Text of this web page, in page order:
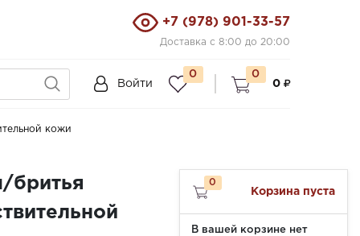
+7 (978) 901-33-57
Доставка с 8:00 до 20:00
Войти
0
0
0
кожи
бритья
0
Корзина пуста
В вашей корзине нет